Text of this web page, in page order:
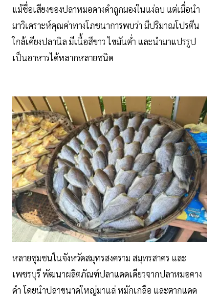
แม้ชื่อเสียงของปลาหมอคางดำถูกมองในแง่ลบ แต่เมื่อนำ
มาวิเคราะห์คุณค่าทางโภชนาการพบว่า มีปริมาณโปรตีน
ใกล้เคียงปลานิล มีเนื้อสีขาว ไขมันต่ำ และนำมาแปรรูป
เป็นอาหารได้หลากหลายชนิด
หลายชุมชนในจังหวัดสมุทรสงคราม สมุทรสาคร และ
เพชรบุรี พัฒนาผลิตภัณฑ์ปลาแดดเดียวจากปลาหมอคาง
ดำ โดยนำปลาขนาดใหญ่มาแล่ หมักเกลือ และตากแดด